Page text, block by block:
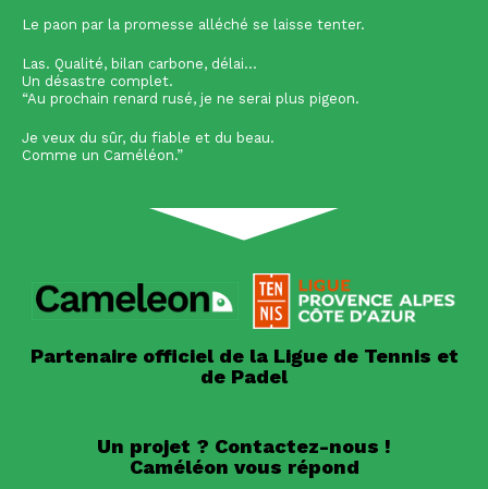
Le paon par la promesse alléché se laisse tenter.
Las. Qualité, bilan carbone, délai...
Un désastre complet.
“Au prochain renard rusé, je ne serai plus pigeon.
Je veux du sûr, du fiable et du beau.
Comme un Caméléon.”
Partenaire officiel de la Ligue de Tennis et
de Padel
Un projet ? Contactez-nous !
Caméléon vous répond